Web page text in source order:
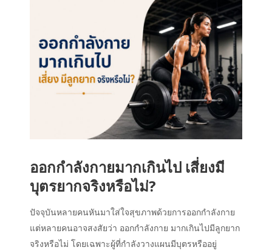
ออกกำลังกายมากเกินไป เสี่ยงมี
บุตรยากจริงหรือไม่?
ปัจจุบันหลายคนหันมาใส่ใจสุขภาพด้วยการออกกำลังกาย
แต่หลายคนอาจสงสัยว่า ออกกำลังกาย มากเกินไปมีลูกยาก
จริงหรือไม่ โดยเฉพาะผู้ที่กำลังวางแผนมีบุตรหรืออยู่